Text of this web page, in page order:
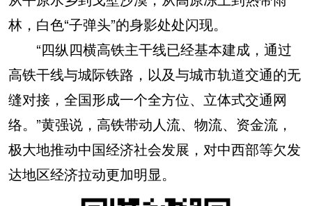
林，白色“子弹头”的身影处处闪现。
“四纵四横高铁主干线已经基本建成，通过
高铁干线与城际铁路，以及与城市轨道交通的无
缝对接，全国形成一个全方位、立体式交通网
络。”黄强说，高铁带动人流、物流、资金流，
极大地推动中国经济社会发展，对中西部等欠发
达地区经济拉动更加明显。